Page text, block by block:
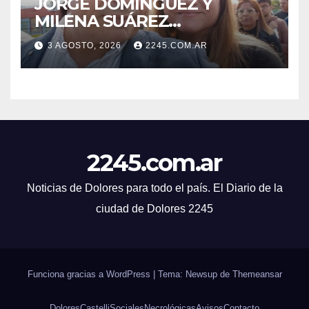
MILENA SUÁREZ
INTENSIFICAN LA AGENDA
OPOSITORA EN DOLORES
CON UNA SERIE DE
3 AGOSTO, 2026 2245.COM.AR
2245.com.ar
Noticias de Dolores para todo el país. El Diario de la
ciudad de Dolores 2245
Funciona gracias a WordPress Tema: Newsup de Themeansar